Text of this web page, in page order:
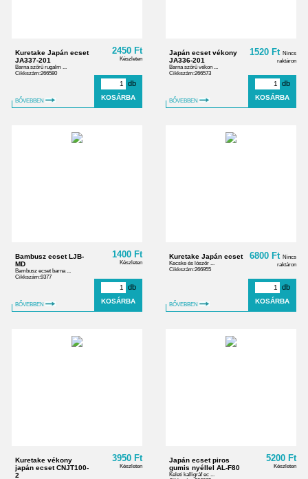
Kuretake Japán ecset
JA337-201
Barna szőrű rugalm ...
Cikkszám:266580
BŐVEBBEN
2450 Ft
Készleten
db
Japán ecset vékony
JA336-201
Barna szőrű vékon ...
Cikkszám:266573
BŐVEBBEN
1520 Ft Nincs
raktáron
db
Bambusz ecset LJB-
MD
Bambusz ecset barna ...
Cikkszám:9377
BŐVEBBEN
1400 Ft
Készleten
db
Kuretake Japán ecset
Kecske és lószőr ...
Cikkszám:266955
BŐVEBBEN
6800 Ft Nincs
raktáron
db
Kuretake vékony
japán ecset CNJT100-
2
3950 Ft
Készleten
Japán ecset piros
gumis nyéllel AL-F80
Keleti kalligráf ec ...
5200 Ft
Készleten